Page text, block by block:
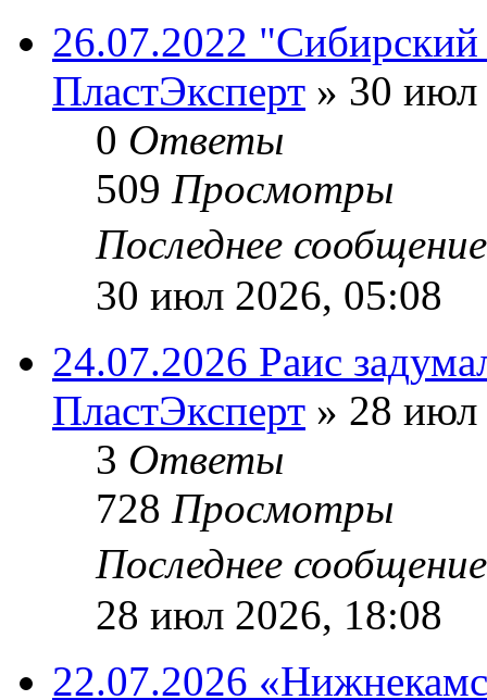
26.07.2022 "Сибирский
ПластЭксперт » 30 июл
0 Ответы
509 Просмотры
Последнее
30 июл 2026, 05:08
24.07.2026 Раис
ПластЭксперт » 28 июл
3 Ответы
728 Просмотры
Последнее
28 июл 2026, 18:08
22.07.2026